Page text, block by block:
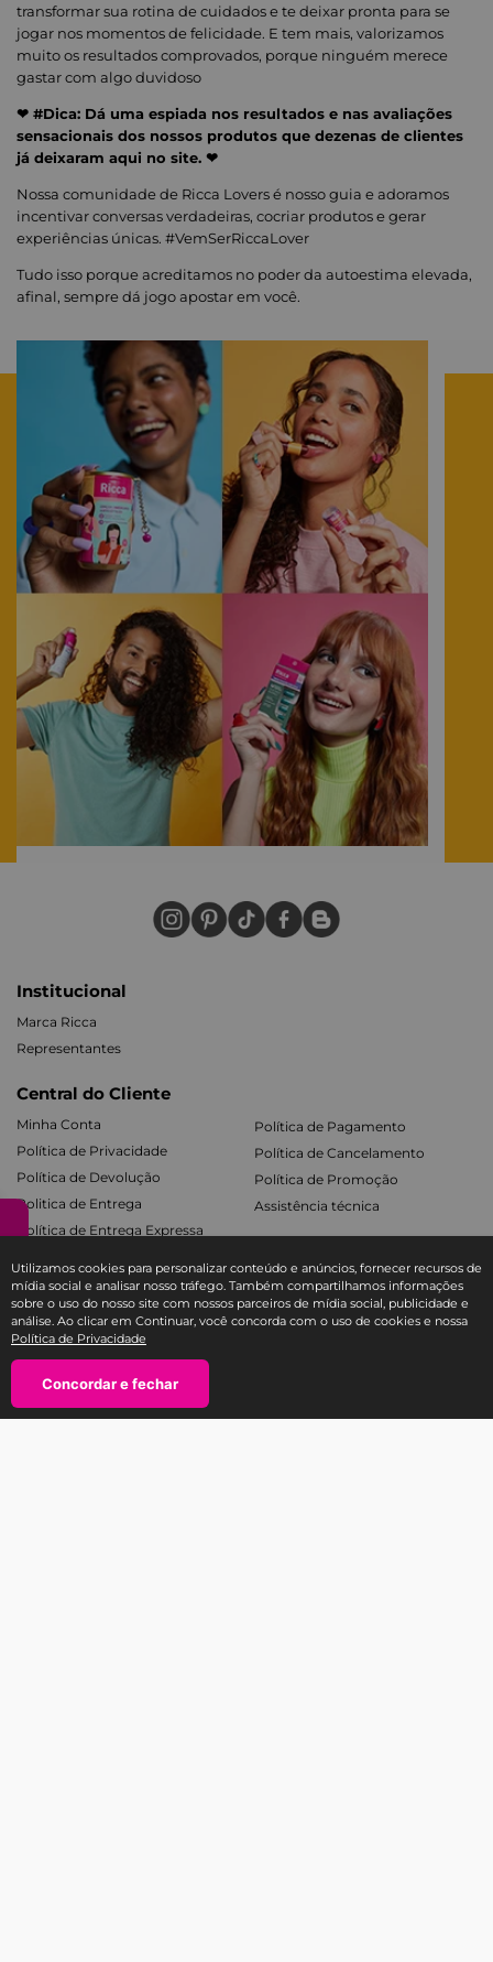
Utilizamos cookies para personalizar conteúdo e anúncios, fornecer recursos de
mídia social e analisar nosso tráfego. Também compartilhamos informações
sobre o uso do nosso site com nossos parceiros de mídia social, publicidade e
análise. Ao clicar em Continuar, você concorda com o uso de cookies e nossa
Política de Privacidade
Concordar e fechar
transformar sua rotina de cuidados e te deixar pronta para se
jogar nos momentos de felicidade. E tem mais, valorizamos
muito os resultados comprovados, porque ninguém merece
gastar com algo duvidoso
❤ #Dica: Dá uma espiada nos resultados e nas avaliações
sensacionais dos nossos produtos que dezenas de clientes
já deixaram aqui no site. ❤
Nossa comunidade de Ricca Lovers é nosso guia e adoramos
incentivar conversas verdadeiras, cocriar produtos e gerar
experiências únicas. #VemSerRiccaLover
Tudo isso porque acreditamos no poder da autoestima elevada,
afinal, sempre dá jogo apostar em você.
Institucional
Marca Ricca
Representantes
Central do Cliente
Minha Conta
Política de Privacidade
Política de Devolução
Politica de Entrega
Política de Entrega Expressa
Política de Pagamento
Política de Cancelamento
Política de Promoção
Assistência técnica
Produtos
Cabelos
Facial e Labial
Banho e Corpo
Acessórios de Maquiagem
Mãos e Pés
Fale com a Ricca